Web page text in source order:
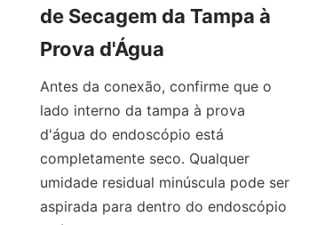
de Secagem da Tampa à
Prova d'Água
Antes da conexão, confirme que o
lado interno da tampa à prova
d'água do endoscópio está
completamente seco. Qualquer
umidade residual minúscula pode ser
aspirada para dentro do endoscópio